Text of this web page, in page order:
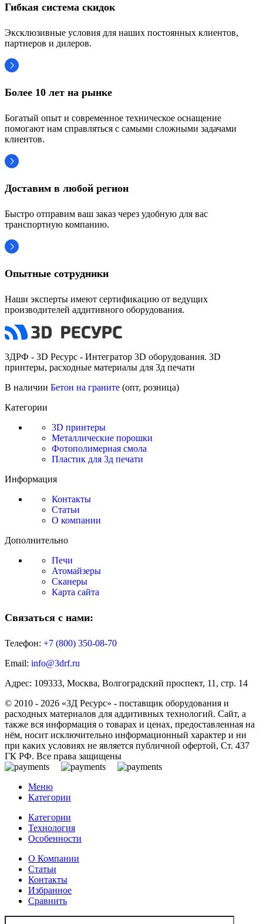
Гибкая система скидок
Эксклюзивные условия для наших постоянных клиентов,
партнеров и дилеров.
Более 10 лет на рынке
Богатый опыт и современное техническое оснащение
помогают нам справляться с самыми сложными задачами
клиентов.
Доставим в любой регион
Быстро отправим ваш заказ через удобную для вас
транспортную компанию.
Опытные сотрудники
Наши эксперты имеют сертификацию от ведущих
производителей аддитивного оборудования.
3ДРФ - 3D Ресурс - Интегратор 3D оборудования. 3D
принтеры, расходные материалы для 3д печати
В наличии Бетон на граните (опт, розница)
Категории
3D принтеры
Металлические порошки
Фотополимерная смола
Пластик для 3д печати
Информация
Контакты
Статьи
О компании
Дополнительно
Печи
Атомайзеры
Сканеры
Карта сайта
Связаться с нами:
Телефон: +7 (800) 350-08-70
Email: info@3drf.ru
Адрес: 109333, Москва, Волгоградский проспект, 11, стр. 14
© 2010 - 2026 «3Д Ресурс» - поставщик оборудования и
расходных материалов для аддитивных технологий. Сайт, а
также вся информация о товарах и ценах, предоставленная на
нём, носит исключительно информационный характер и ни
при каких условиях не является публичной офертой, Ст. 437
ГК РФ. Все права защищены
Меню
Категории
Категории
Технология
Особенности
О Компании
Статьи
Контакты
Избранное
Сравнить